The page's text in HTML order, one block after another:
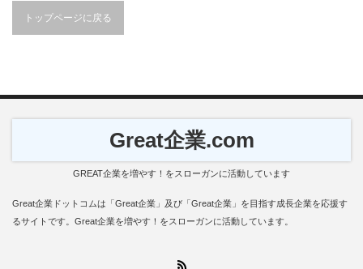
トップページに戻る
Great企業.com
GREAT企業を増やす！をスローガンに活動しています
Great企業ドットコムは「Great企業」及び「Great企業」を目指す成長企業を応援す
るサイトです。Great企業を増やす！をスローガンに活動しています。